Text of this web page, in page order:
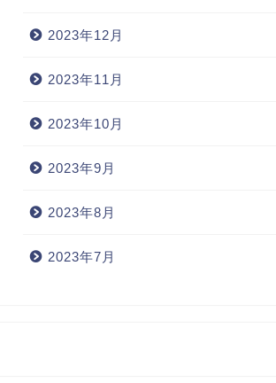
2023年12月
2023年11月
2023年10月
2023年9月
2023年8月
2023年7月